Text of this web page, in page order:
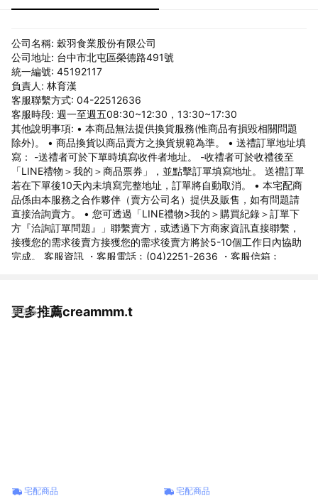
公司名稱: 穀羽食業股份有限公司
公司地址: 台中市北屯區榮德路491號
統一編號: 45192117
負責人: 林育漢
客服聯繫方式: 04-22512636
客服時段: 週一至週五08:30~12:30，13:30~17:30
其他說明事項: • 本商品無法提供換貨服務(惟商品有損毀相關問題
除外)。 • 商品換貨以商品賣方之換貨規範為準。 • 送禮訂單地址填
寫： -送禮者可於下單時填寫收件者地址。 -收禮者可於收禮後至
「LINE禮物＞我的＞商品票券」，並點擊訂單填寫地址。 送禮訂單
若在下單後10天內未填寫完整地址，訂單將自動取消。 • 本宅配商
品係由本服務之合作夥伴（賣方公司名）提供及販售，如有問題請
直接洽詢賣方。 • 您可透過「LINE禮物>我的＞購買紀錄＞訂單下
方『洽詢訂單問題』」聯繫賣方，或透過下方商家資訊直接聯繫，
接獲您的需求後賣方接獲您的需求後賣方將於5-10個工作日內協助
完成。 客服資訊 ・客服電話﹔(04)2251-2636 ・客服信箱﹔
更多推薦creammm.t
看更多
宅配商品 宅配商品